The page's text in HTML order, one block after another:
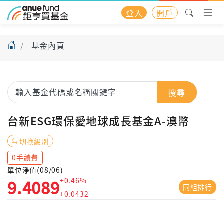
登入 開戶
基金內頁
搜尋
台新ESG環保愛地球成長基金A-澳幣
切換級別
0手續費
單位淨值(08/06)
9.4089+0.46%
+0.0432
同組排行